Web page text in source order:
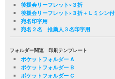
後援会リーフレット×３折
後援会リーフレット×３折＋Ｌミシン付
宛名印字用
宛名２名 推薦人３名印字用
フォルダー関連 印刷テンプレート
ポケットフォルダー A
ポケットフォルダー B
ポケットフォルダー C